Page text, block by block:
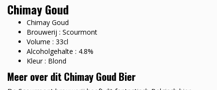
Chimay Goud
Chimay Goud
Brouwerij : Scourmont
Volume : 33cl
Alcoholgehalte : 4.8%
Kleur : Blond
Meer over dit Chimay Goud Bier